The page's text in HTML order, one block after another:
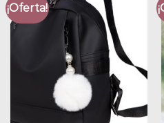
¡Oferta!